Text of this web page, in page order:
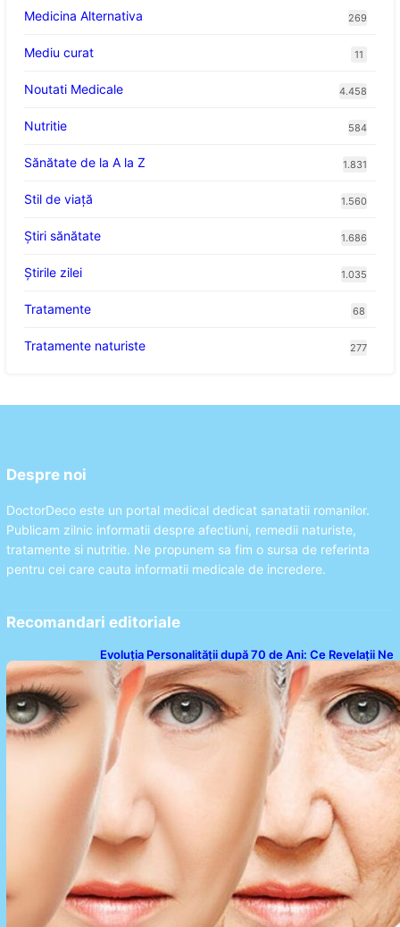
Medicina Alternativa 269
Mediu curat 11
Noutati Medicale 4.458
Nutritie 584
Sănătate de la A la Z 1.831
Stil de viaţă 1.560
Ştiri sănătate 1.686
Știrile zilei 1.035
Tratamente 68
Tratamente naturiste 277
Despre noi
DoctorDeco este un portal medical dedicat sanatatii romanilor.
Publicam zilnic informatii despre afectiuni, remedii naturiste,
tratamente si nutritie. Ne propunem sa fim o sursa de referinta
pentru cei care cauta informatii medicale de incredere.
Recomandari editoriale
Evoluția Personalității după 70 de Ani: Ce Revelații Ne
Oferă Studiile Psihologice